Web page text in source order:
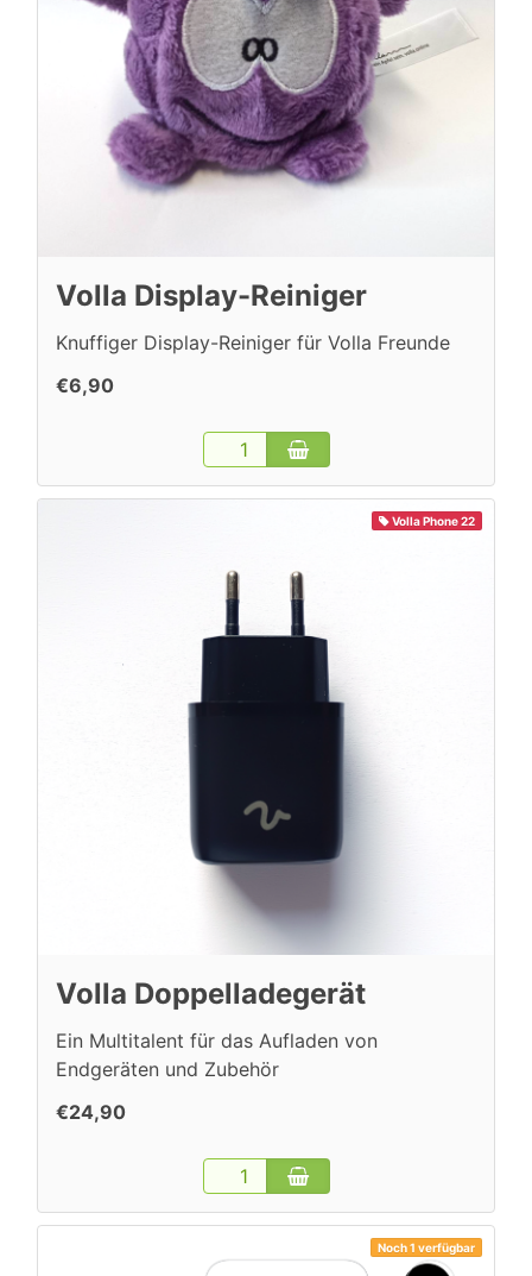
Volla Display-Reiniger
Knuffiger Display-Reiniger für Volla Freunde
€6,90
Volla Phone 22
Volla Doppelladegerät
Ein Multitalent für das Aufladen von
Endgeräten und Zubehör
€24,90
Noch 1 verfügbar